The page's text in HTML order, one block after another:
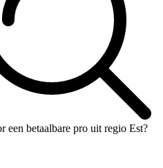
een betaalbare pro uit regio Est?